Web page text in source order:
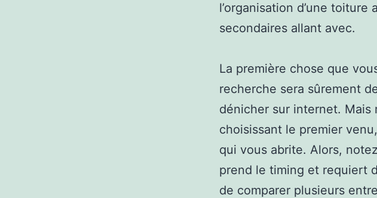
l’organisation d’une
secondaires allant avec.
La première chose que
recherche sera sûrement
dénicher sur internet.
choisissant le premier
qui vous abrite. Alors,
prend le timing et requiert
de comparer plusieurs